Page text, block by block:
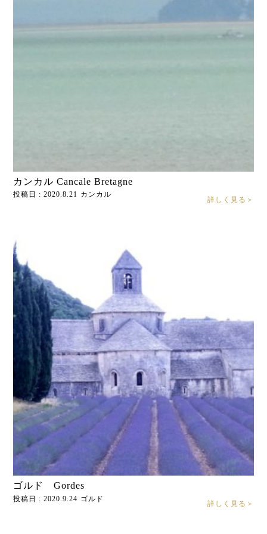
カンカル Cancale Bretagne
投稿日 : 2020.8.21 カンカル
詳しく見る＞
ゴルド Gordes
投稿日 : 2020.9.24 ゴルド
詳しく見る＞